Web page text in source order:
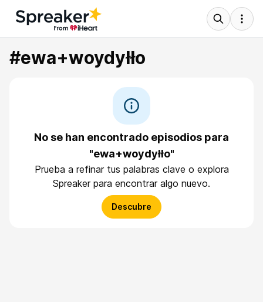
#ewa+woydyłło
No se han encontrado episodios para
"ewa+woydyłło"
Prueba a refinar tus palabras clave o explora
Spreaker para encontrar algo nuevo.
Descubre